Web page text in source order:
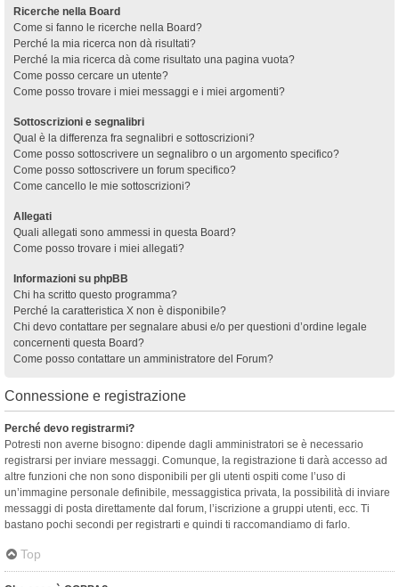
Ricerche nella Board
Come si fanno le ricerche nella Board?
Perché la mia ricerca non dà risultati?
Perché la mia ricerca dà come risultato una pagina vuota?
Come posso cercare un utente?
Come posso trovare i miei messaggi e i miei argomenti?
Sottoscrizioni e segnalibri
Qual è la differenza fra segnalibri e sottoscrizioni?
Come posso sottoscrivere un segnalibro o un argomento specifico?
Come posso sottoscrivere un forum specifico?
Come cancello le mie sottoscrizioni?
Allegati
Quali allegati sono ammessi in questa Board?
Come posso trovare i miei allegati?
Informazioni su phpBB
Chi ha scritto questo programma?
Perché la caratteristica X non è disponibile?
Chi devo contattare per segnalare abusi e/o per questioni d’ordine legale
concernenti questa Board?
Come posso contattare un amministratore del Forum?
Connessione e registrazione
Perché devo registrarmi?
Potresti non averne bisogno: dipende dagli amministratori se è necessario
registrarsi per inviare messaggi. Comunque, la registrazione ti darà accesso ad
altre funzioni che non sono disponibili per gli utenti ospiti come l’uso di
un’immagine personale definibile, messaggistica privata, la possibilità di inviare
messaggi di posta direttamente dal forum, l’iscrizione a gruppi utenti, ecc. Ti
bastano pochi secondi per registrarti e quindi ti raccomandiamo di farlo.
Top